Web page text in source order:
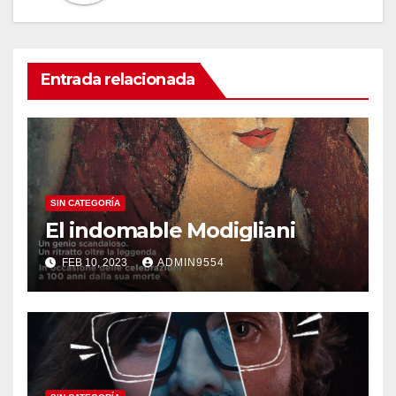
Entrada relacionada
SIN CATEGORÍA
El indomable Modigliani
FEB 10, 2023 ADMIN9554